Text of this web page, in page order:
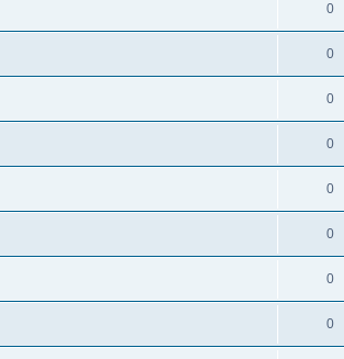
0
0
0
0
0
0
0
0